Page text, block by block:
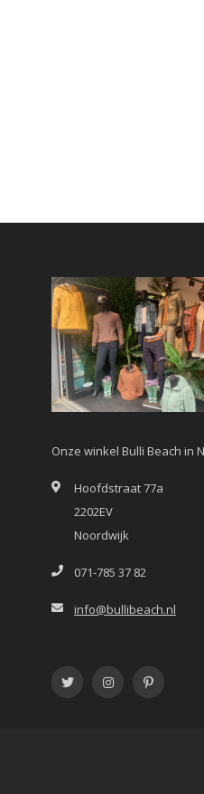
Onze winkel Bulli Beach in
Hoofdstraat 77a
2202EV
Noordwijk
071-785 37 82
info@bullibeach.nl